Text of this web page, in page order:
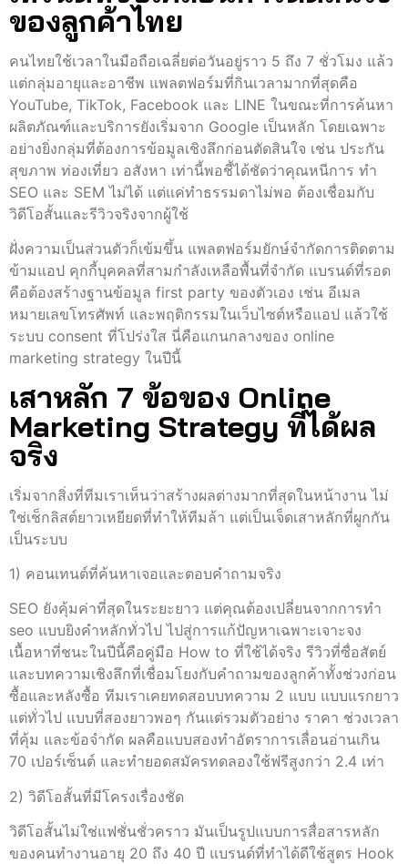
ของลูกค้าไทย
คนไทยใช้เวลาในมือถือเฉลี่ยต่อวันอยู่ราว 5 ถึง 7 ชั่วโมง แล้ว
แต่กลุ่มอายุและอาชีพ แพลตฟอร์มที่กินเวลามากที่สุดคือ
YouTube, TikTok, Facebook และ LINE ในขณะที่การค้นหา
ผลิตภัณฑ์และบริการยังเริ่มจาก Google เป็นหลัก โดยเฉพาะ
อย่างยิ่งกลุ่มที่ต้องการข้อมูลเชิงลึกก่อนตัดสินใจ เช่น ประกัน
สุขภาพ ท่องเที่ยว อสังหา เท่านี้พอชี้ได้ชัดว่าคุณหนีการ ทำ
SEO และ SEM ไม่ได้ แต่แค่ทำธรรมดาไม่พอ ต้องเชื่อมกับ
วิดีโอสั้นและรีวิวจริงจากผู้ใช้
ฝั่งความเป็นส่วนตัวก็เข้มขึ้น แพลตฟอร์มยักษ์จำกัดการติดตาม
ข้ามแอป คุกกี้บุคคลที่สามกำลังเหลือพื้นที่จำกัด แบรนด์ที่รอด
คือต้องสร้างฐานข้อมูล first party ของตัวเอง เช่น อีเมล
หมายเลขโทรศัพท์ และพฤติกรรมในเว็บไซต์หรือแอป แล้วใช้
ระบบ consent ที่โปร่งใส นี่คือแกนกลางของ online
marketing strategy ในปีนี้
เสาหลัก 7 ข้อของ Online
Marketing Strategy ที่ได้ผล
จริง
เริ่มจากสิ่งที่ทีมเราเห็นว่าสร้างผลต่างมากที่สุดในหน้างาน ไม่
ใช่เช็กลิสต์ยาวเหยียดที่ทำให้ทีมล้า แต่เป็นเจ็ดเสาหลักที่ผูกกัน
เป็นระบบ
1) คอนเทนต์ที่ค้นหาเจอและตอบคำถามจริง
SEO ยังคุ้มค่าที่สุดในระยะยาว แต่คุณต้องเปลี่ยนจากการทํา
seo แบบยิงคำหลักทั่วไป ไปสู่การแก้ปัญหาเฉพาะเจาะจง
เนื้อหาที่ชนะในปีนี้คือคู่มือ How to ที่ใช้ได้จริง รีวิวที่ซื่อสัตย์
และบทความเชิงลึกที่เชื่อมโยงกับคำถามของลูกค้าทั้งช่วงก่อน
ซื้อและหลังซื้อ ทีมเราเคยทดสอบบทความ 2 แบบ แบบแรกยาว
แต่ทั่วไป แบบที่สองยาวพอๆ กันแต่รวมตัวอย่าง ราคา ช่วงเวลา
ที่คุ้ม และข้อจำกัด ผลคือแบบสองทำอัตราการเลื่อนอ่านเกิน
70 เปอร์เซ็นต์ และทำยอดสมัครทดลองใช้ฟรีสูงกว่า 2.4 เท่า
2) วิดีโอสั้นที่มีโครงเรื่องชัด
วิดีโอสั้นไม่ใช่แฟชั่นชั่วคราว มันเป็นรูปแบบการสื่อสารหลัก
ของคนทำงานอายุ 20 ถึง 40 ปี แบรนด์ที่ทำได้ดีใช้สูตร Hook